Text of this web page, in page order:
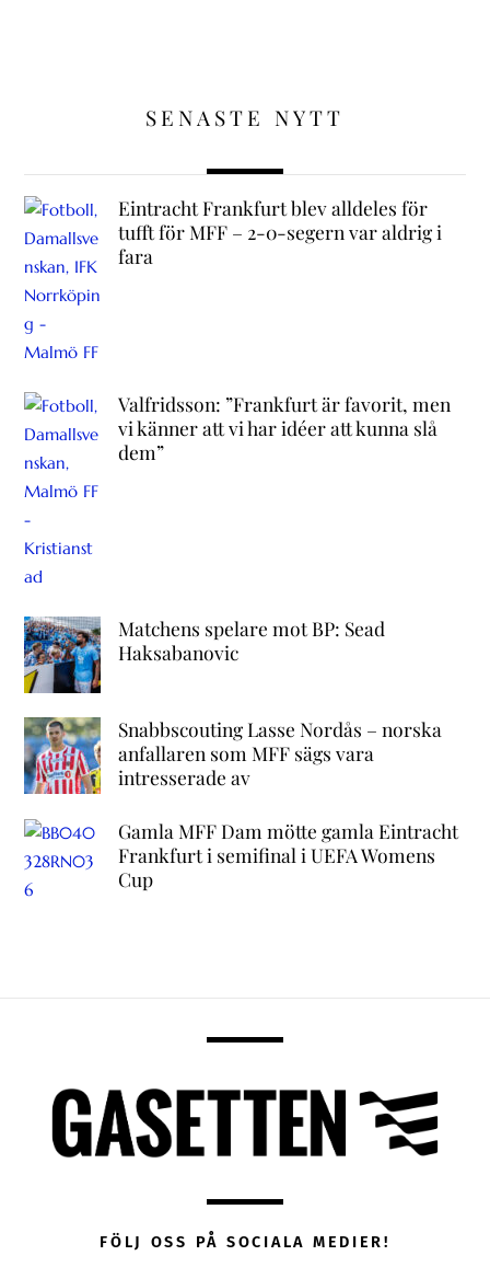
SENASTE NYTT
Eintracht Frankfurt blev alldeles för
tufft för MFF – 2-0-segern var aldrig i
fara
Valfridsson: ”Frankfurt är favorit, men
vi känner att vi har idéer att kunna slå
dem”
Matchens spelare mot BP: Sead
Haksabanovic
Snabbscouting Lasse Nordås – norska
anfallaren som MFF sägs vara
intresserade av
Gamla MFF Dam mötte gamla Eintracht
Frankfurt i semifinal i UEFA Womens
Cup
FÖLJ OSS PÅ SOCIALA MEDIER!